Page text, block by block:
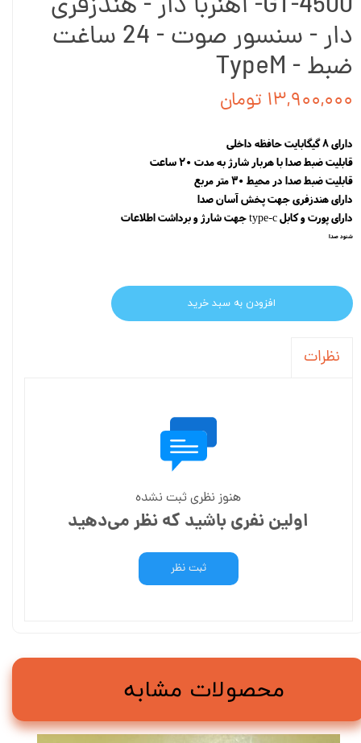
دار - سنسور صوت - 24 ساغت
ضبط - TypeM
۱۳,۹۰۰,۰۰۰ تومان
دارای 8 گیگابایت حافظه داخلی
قابلیت ضبط صدا با هربار شارژ به مدت 20 ساعت
قابلیت ضبط صدا در محیط 30 متر مربع
دارای هندزفری جهت پخش آسان صدا
دارای پورت و کابل type-c جهت شارژ و برداشت اطلاعات
شنود صدا
افزودن به سبد خرید
نظرات
هنوز نظری ثبت نشده
اولین نفری باشید که نظر می‌دهید
ثبت نظر
محصولات مشابه